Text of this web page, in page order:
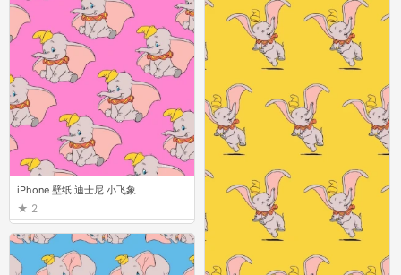
iPhone 壁纸 迪士尼 小飞象
2